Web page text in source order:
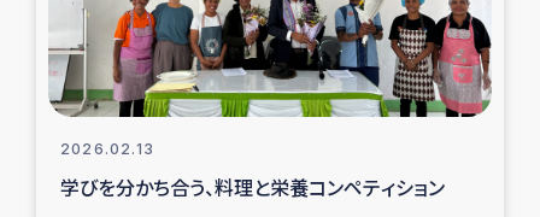
2026.02.13
学びを分かち合う、料理と栄養コンペティション